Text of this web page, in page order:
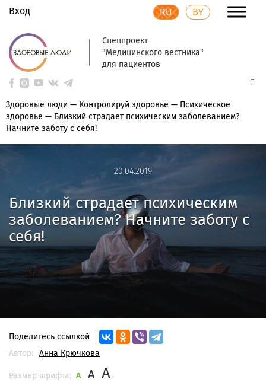
Вход RU BY
Спецпроект
"Медицинского вестника"
для пациентов
Здоровые люди — Контролируй здоровье — Психическое
здоровье — Близкий страдает психическим заболеванием?
Начните заботу с себя!
20.04.2019
20.04.2019
Близкий страдает психическим
заболеванием? Начните заботу с
себя!
Поделитесь ссылкой
Автор:
Анна Крючкова
Размер шрифта: A A A